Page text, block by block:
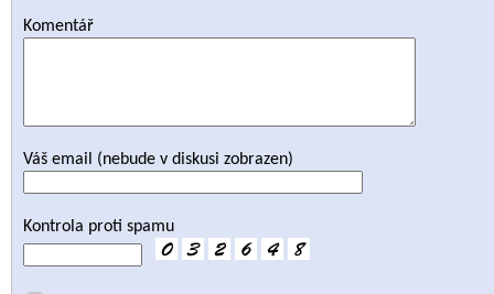
Komentář
Váš email (nebude v diskusi zobrazen)
Kontrola proti spamu